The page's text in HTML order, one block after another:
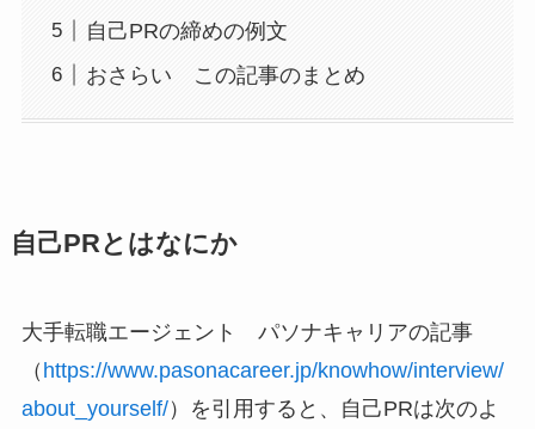
自己PRの締めの例文
おさらい この記事のまとめ
自己PRとはなにか
大手転職エージェント パソナキャリアの記事
（ https://www.pasonacareer.jp/knowhow/interview/
about_yourself/）を引用すると、自己PRは次のよ